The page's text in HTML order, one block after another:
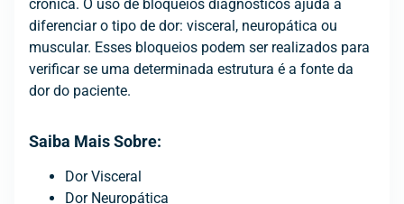
crônica. O uso de bloqueios diagnósticos ajuda a
diferenciar o tipo de dor: visceral, neuropática ou
muscular. Esses bloqueios podem ser realizados para
verificar se uma determinada estrutura é a fonte da
dor do paciente.
Saiba Mais Sobre:
Dor Visceral
Dor Neuropática